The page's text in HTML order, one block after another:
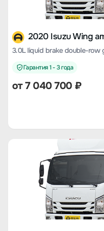
2020 Isuzu Wing
3.0L liquid brake double-row
Гарантия 1 - 3 года
от 7 040 700 ₽